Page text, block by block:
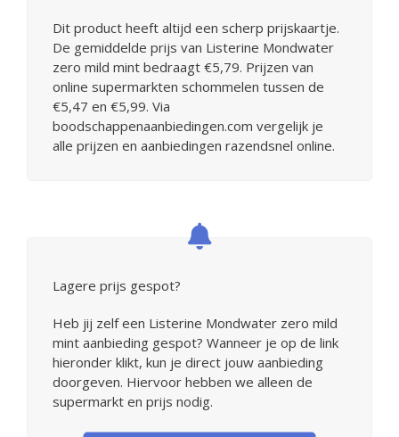
Dit product heeft altijd een scherp prijskaartje.
De gemiddelde prijs van Listerine Mondwater
zero mild mint bedraagt €5,79. Prijzen van
online supermarkten schommelen tussen de
€5,47 en €5,99. Via
boodschappenaanbiedingen.com vergelijk je
alle prijzen en aanbiedingen razendsnel online.
Lagere prijs gespot?
Heb jij zelf een Listerine Mondwater zero mild
mint aanbieding gespot? Wanneer je op de link
hieronder klikt, kun je direct jouw aanbieding
doorgeven. Hiervoor hebben we alleen de
supermarkt en prijs nodig.